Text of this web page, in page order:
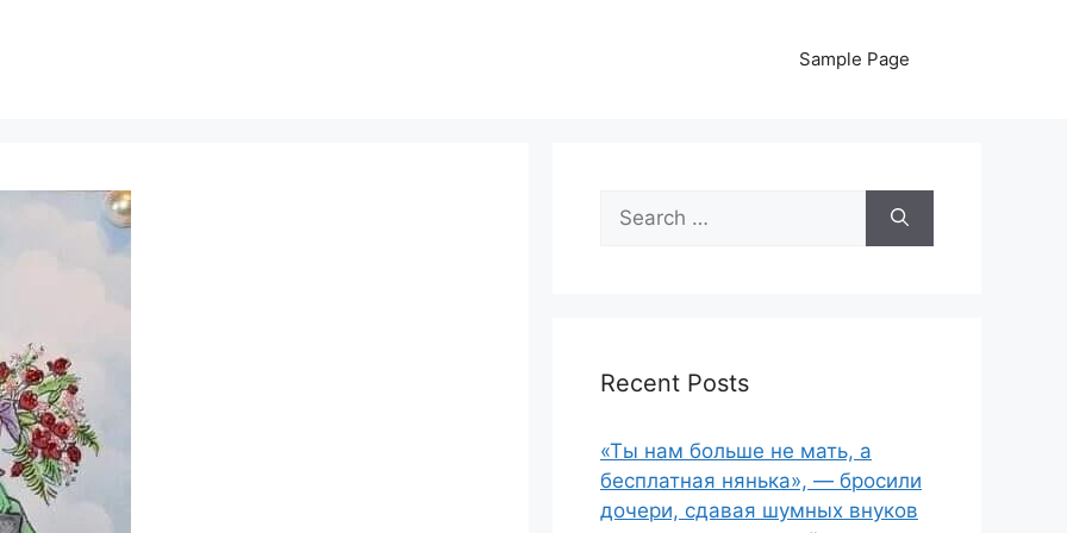
Sample Page
Search
for:
Recent Posts
«Ты нам больше не мать, а
бесплатная нянька», — бросили
дочери, сдавая шумных внуков